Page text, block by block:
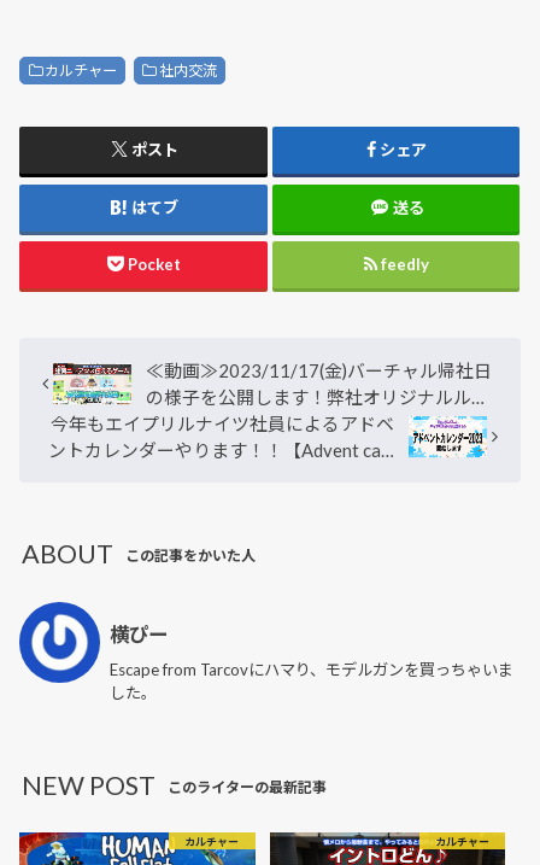
カルチャー 社内交流
ポスト シェア
はてブ 送る
Pocket feedly
≪動画≫2023/11/17(金)バーチャル帰社日
の様子を公開します！弊社オリジナルルー
ルのitoをプレイ！【社内交流】
今年もエイプリルナイツ社員によるアドベ
ントカレンダーやります！！【Advent cale
ABOUT この記事をかいた人
横ぴー
Escape from Tarcovにハマり、モデルガンを買っちゃいま
した。
NEW POST このライターの最新記事
カルチャー カルチャー